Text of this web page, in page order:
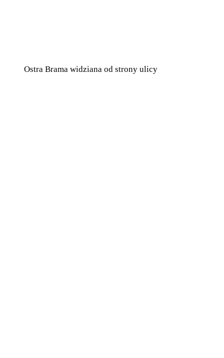
Ostra Brama widziana od strony ulicy